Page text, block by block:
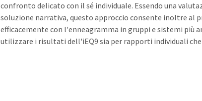
confronto delicato con il sé individuale. Essendo una
soluzione narrativa, questo approccio consente inoltre al
efficacemente con l'enneagramma in gruppi e sistemi più
utilizzare i risultati dell'iEQ9 sia per rapporti individuali